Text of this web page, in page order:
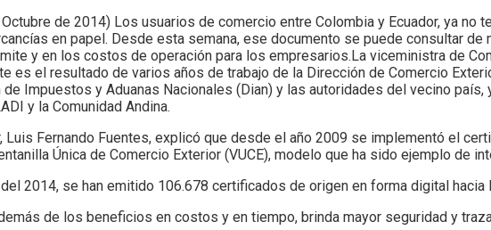
de 2014) Los usuarios de comercio entre Colombia y Ecuador, ya no
en papel. Desde esta semana, ese documento se puede consultar de
y en los costos de operación para los empresarios.La viceministra de
es el resultado de varios años de trabajo de la Dirección de Comercio
Impuestos y Aduanas Nacionales (Dian) y las autoridades del vecino país,
y la Comunidad Andina.
Luis Fernando Fuentes, explicó que desde el año 2009 se implementó el
Única de Comercio Exterior (VUCE), modelo que ha sido ejemplo de
2014, se han emitido 106.678 certificados de origen en forma digital hacia
de los beneficios en costos y en tiempo, brinda mayor seguridad y